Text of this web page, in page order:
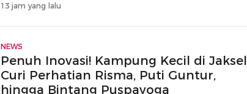
13 jam yang lalu
NEWS
Penuh Inovasi! Kampung Kecil di Jaksel
Curi Perhatian Risma, Puti Guntur,
hingga Bintang Puspayoga